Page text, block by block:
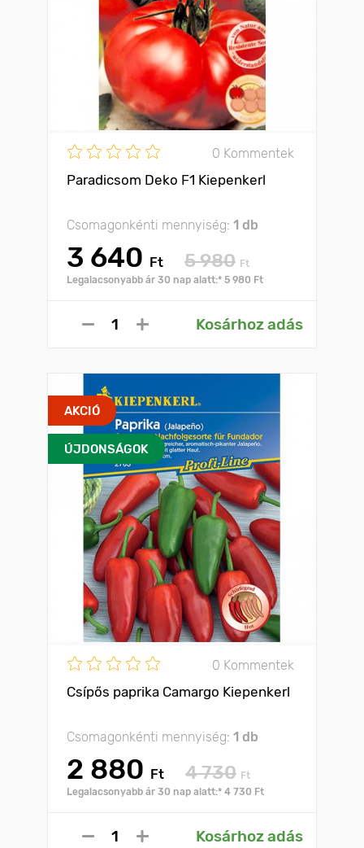
0 Kommentek
Paradicsom Deko F1 Kiepenkerl
Csomagonkénti mennyiség: 1 db
3 640 Ft 5 980 Ft
Legalacsonyabb ár 30 nap alatt:* 5 980 Ft
Kosárhoz adás
AKCIÓ
ÚJDONSÁGOK
0 Kommentek
Csípős paprika Camargo Kiepenkerl
Csomagonkénti mennyiség: 1 db
2 880 Ft 4 730 Ft
Legalacsonyabb ár 30 nap alatt:* 4 730 Ft
Kosárhoz adás